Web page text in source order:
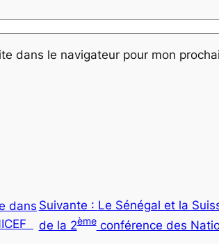
dans le navigateur pour mon
dans Suivante : Le Sénégal et la
de la 2èmeconférence des